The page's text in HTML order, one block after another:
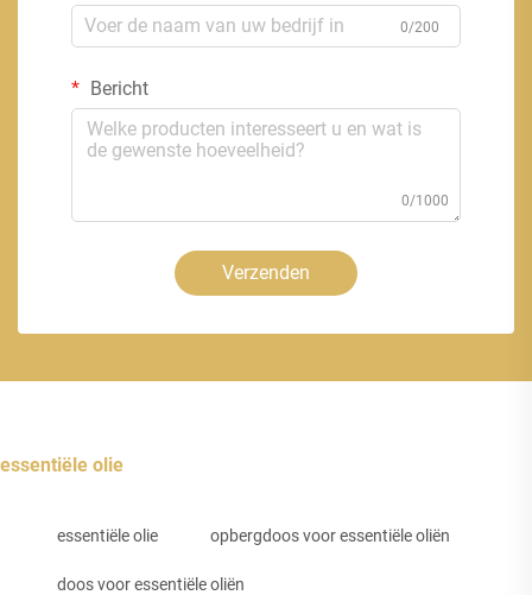
0/200
Bericht
0/1000
Verzenden
essentiële olie
essentiële olie opbergdoos voor essentiële oliën
doos voor essentiële oliën